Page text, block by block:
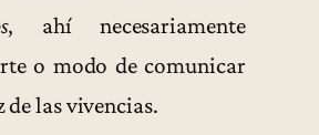
, ahí necesariamente
o modo de comunicar
de las vivencias.